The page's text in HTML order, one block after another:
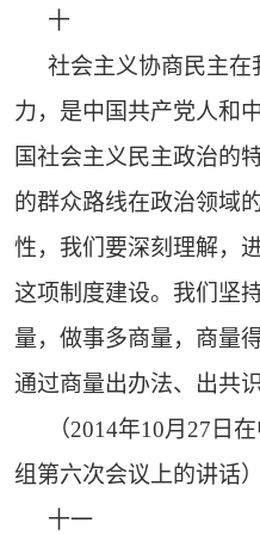
十
社会主义协商民主
力，是中国共产党人和
国社会主义民主政治的
的群众路线在政治领域
性，我们要深刻理解，
这项制度建设。我们坚
量，做事多商量，商量
通过商量出办法、出共
（2014年10月27日
组第六次会议上的讲话）
十一